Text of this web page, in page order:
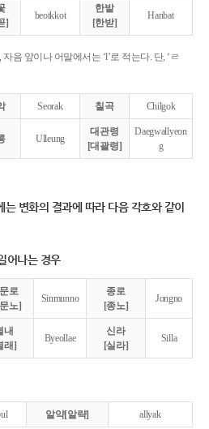
]
beotkkot
한밭
[한받]
Hanbat
자음 앞이나 어말에서는 ‘l’로 적는다. 단, ‘ㄹ
Seorak 칠곡 Chilgok
Ulleung
대관령
[대괄령]
Daegwallyeon
g
변화의 결과에 따라 다음 각호와 같이
어나는 경우
로
노]
Sinmunno
종로
[종노]
Jongno
내
래]
Byeollae
신라
[실라]
Silla
알약[알략] allyak